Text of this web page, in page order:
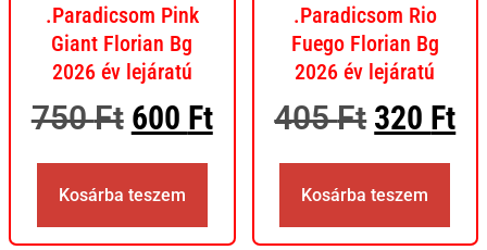
.Paradicsom Pink
Giant Florian Bg
2026 év lejáratú
750Ft 600 Ft
Kosárba teszem
.Paradicsom Rio
Fuego Florian Bg
2026 év lejáratú
405Ft 320 Ft
Kosárba teszem